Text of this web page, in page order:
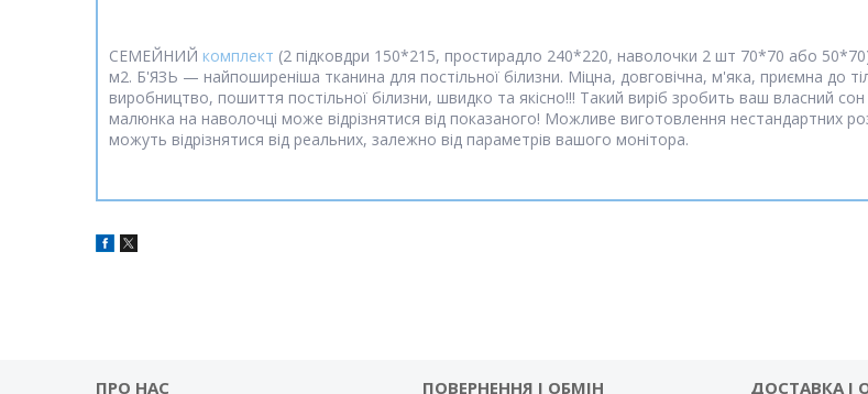
СЕМЕЙНИЙ комплект (2 підковдри 150*215, простирадло 240*220, наволочки 2 шт 70*70 або
м2. Б'ЯЗЬ — найпоширеніша тканина для постільної білизни. Міцна, довговічна, м'яка, приємна до
виробництво, пошиття постільної білизни, швидко та якісно!!! Такий виріб зробить ваш власний
малюнка на наволочці може відрізнятися від показаного! Можливе виготовлення нестандартних
можуть відрізнятися від реальних, залежно від параметрів вашого монітора.
ПРО НАС ПОВЕРНЕННЯ І ОБМІН ДОСТАВКА І